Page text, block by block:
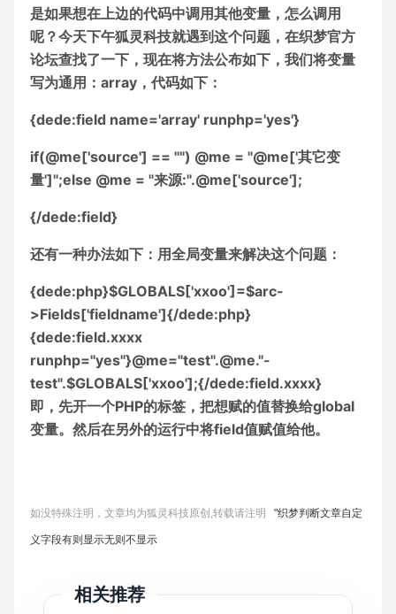
是如果想在上边的代码中调用其他变量，怎么调用
呢？今天下午狐灵科技就遇到这个问题，在织梦官方
论坛查找了一下，现在将方法公布如下，我们将变量
写为通用：array，代码如下：
{dede:field name='array' runphp='yes'}
if(@me['source'] == "") @me = "@me['其它变
量']";else @me = "来源:".@me['source'];
{/dede:field}
还有一种办法如下：用全局变量来解决这个问题：
{dede:php}$GLOBALS['xxoo']=$arc-
>Fields['fieldname']{/dede:php}
{dede:field.xxxx
runphp="yes"}@me="test".@me."-
test".$GLOBALS['xxoo'];{/dede:field.xxxx}
即，先开一个PHP的标签，把想赋的值替换给global
变量。然后在另外的运行中将field值赋值给他。
如没特殊注明，文章均为狐灵科技原创,转载请注明 "织梦判断文章自定
义字段有则显示无则不显示
相关推荐